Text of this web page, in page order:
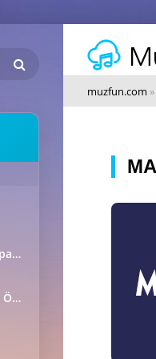
Я буду пить ведрами
SENİ GÖRMEDEN ÖNCE
muzfun.com »